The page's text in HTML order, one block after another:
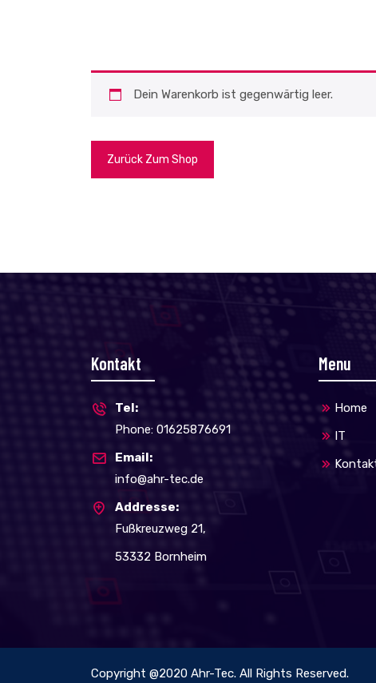
Dein Warenkorb ist gegenwärtig leer.
Zurück Zum Shop
Kontakt
Tel:
Phone: 01625876691
Email:
info@ahr-tec.de
Addresse:
Fußkreuzweg 21,
53332 Bornheim
Menu
Home
IT
Copyright @2020 Ahr-Tec. All Rights Reserved.